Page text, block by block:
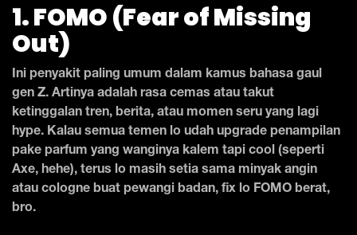
1. FOMO (Fear of Missing
Out)
Ini penyakit paling umum dalam kamus bahasa gaul
gen Z. Artinya adalah rasa cemas atau takut
ketinggalan tren, berita, atau momen seru yang lagi
hype. Kalau semua temen lo udah upgrade penampilan
pake parfum yang wanginya kalem tapi cool (seperti
Axe, hehe), terus lo masih setia sama minyak angin
atau cologne buat pewangi badan, fix lo FOMO berat,
bro.